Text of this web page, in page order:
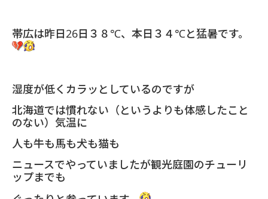
帯広は昨日26日３８℃、本日３４℃と猛暑です。
湿度が低くカラッとしているのですが
北海道では慣れない（というよりも体感したこと
のない）気温に
人も牛も馬も犬も猫も
ニュースでやっていましたが観光庭園のチューリ
ップまでも